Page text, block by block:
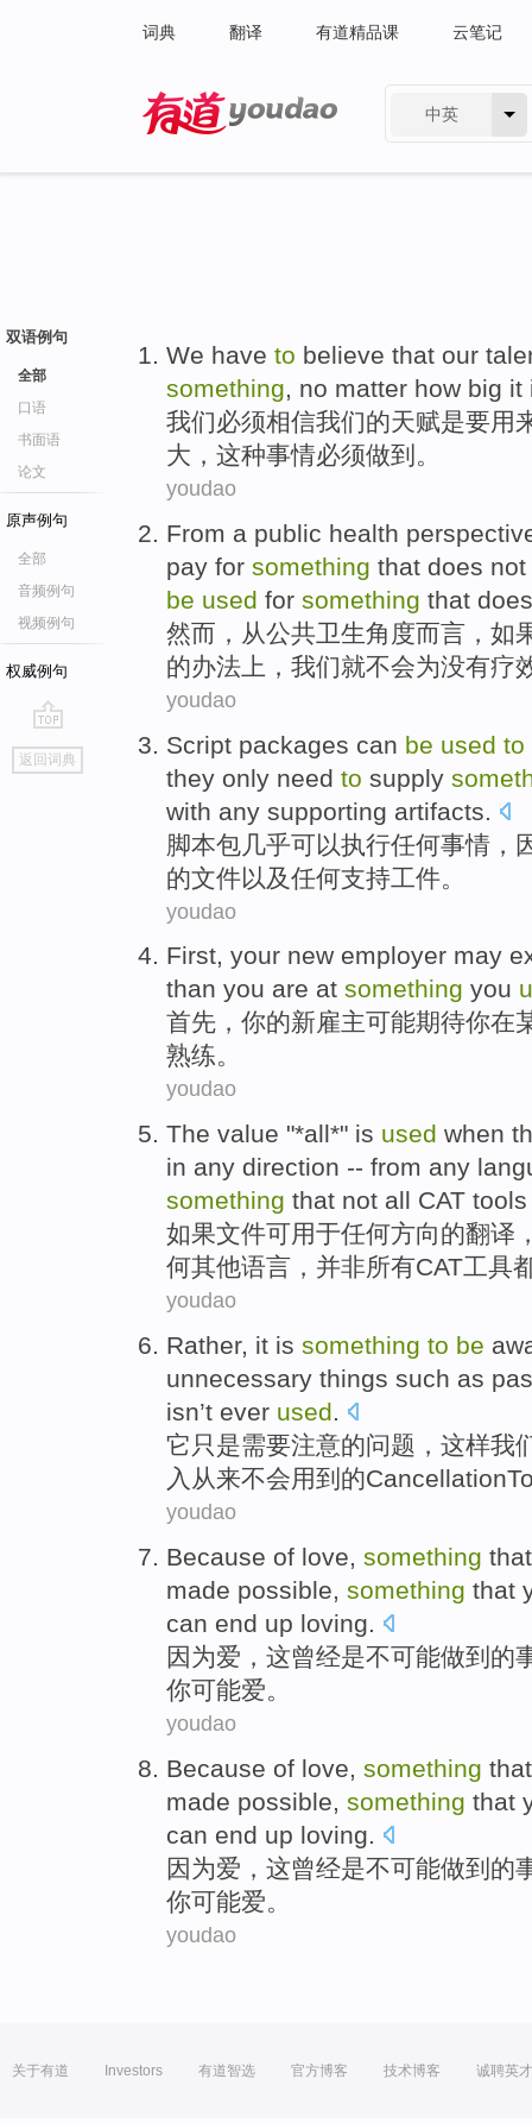
词典 翻译 有道精品课 云笔记
中英
双语例句
全部
口语
书面语
论文
原声例句
全部
音频例句
视频例句
权威例句
go
top
返回词典
We have to believe that our
something, no matter how big it
我们必须相信我们的天赋是要用
大 ， 这种事情必须做到。
youdao
From a public health
pay for something that does not
be used for something that
然而 ， 从公共卫生角度而言 ， 如
的办法 上， 我们就不会为没有疗
youdao
Script packages can be used to
they only need to supply
with any supporting artifacts
脚本包几乎可以执行任何事情 ，
的文件以及任何支持工件。
youdao
First, your new employer may
than you are at something you
首先 ， 你的新雇主可能期待你在
熟练。
youdao
The value "*all*" is used when
in any direction -- from any
something that not all CAT tools
如果文件可用于任何方向的翻译
何其他语言， 并非所有CAT工具
youdao
Rather, it is something to be
unnecessary things such as
isn’t ever used.
它 只是需要注意的问题， 这样我
入 从来不会用到的
youdao
Because of love, something that
made possible, something that
can end up loving.
因为爱 ， 这曾经是不可能做到 的
你可能爱。
youdao
Because of love something that
made possible, something that
can end up loving
因为爱 ， 这曾经是不可能做到 的
你可能爱 。
youdao
关于有道 Investors 有道智选 官方博客 技术博客 诚聘英才